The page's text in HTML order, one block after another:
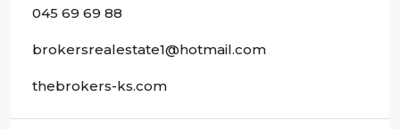
045 69 69 88
brokersrealestate1@hotmail.com
thebrokers-ks.com